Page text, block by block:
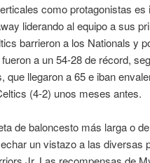
como protagonistas es
liderando al equipo a sus
barrieron a los Nationals y
a un 54-28 de récord,
llegaron a 65 e iban
(4-2) unos meses antes.
de baloncesto más larga o
un vistazo a las diversas